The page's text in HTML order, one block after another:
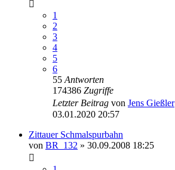
1
2
3
4
5
6
55 Antworten
174386 Zugriffe
Letzter Beitrag von Jens Gießler
03.01.2020 20:57
Zittauer Schmalspurbahn
von BR_132 » 30.09.2008 18:25